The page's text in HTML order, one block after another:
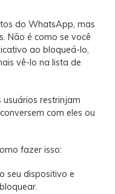
do WhatsApp, mas
Não é como se você
ao bloqueá-lo,
vê-lo na lista de
restrinjam
com eles ou
fazer isso:
seu dispositivo e